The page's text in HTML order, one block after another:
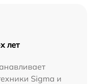
лет
Sigma и